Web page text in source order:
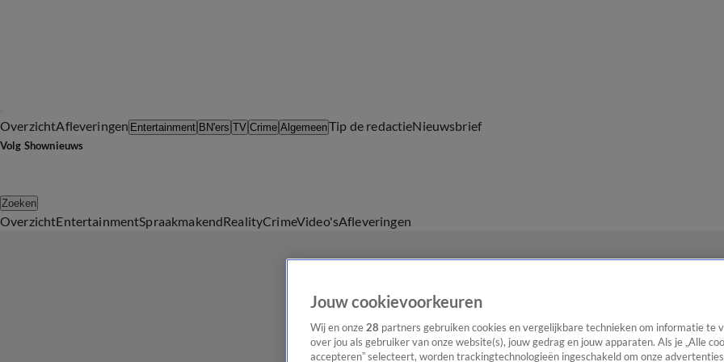
OverzichtAfleveringen Entertainment BN'ers TV Crime AlgemeenTip de redactieNieuwsbrief
Volg Shownieuws
Zoeken
OverzichtEntertainmentSpraakmakendRealityCrimeVideo'sAfleveringen
Jouw cookievoorkeuren
Wij en onze 28 partners gebruiken cookies en vergelijkbare technieken om informatie te
over jou als gebruiker van onze website(s), jouw gedrag en jouw apparaten. Als je „Alle
accepteren” selecteert, worden trackingtechnologieën ingeschakeld om onze